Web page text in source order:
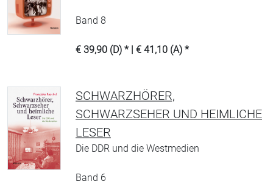
Band 8
€ 39,90 (D) * | € 41,10 (A) *
SCHWARZHÖRER,
SCHWARZSEHER UND HEIMLICHE
LESER
Die DDR und die Westmedien
Band 6